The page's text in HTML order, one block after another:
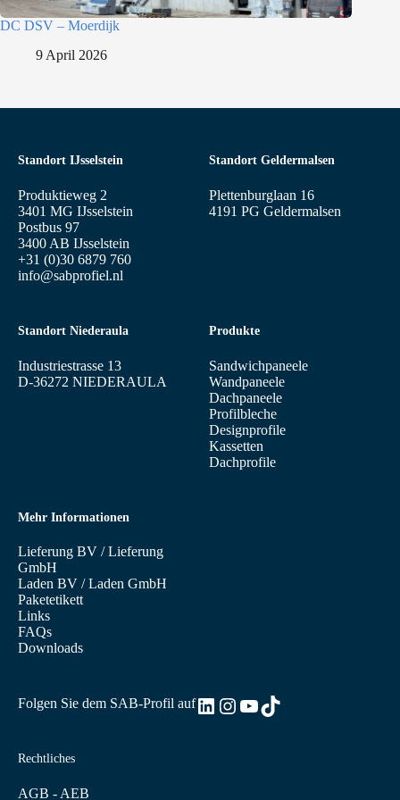
DC DSV – Moerdijk
9 April 2026
Standort IJsselstein
Produktieweg 2
3401 MG IJsselstein
Postbus 97
3400 AB IJsselstein
+31 (0)30 6879 760
info@sabprofiel.nl
Produkte
Sandwichpaneele
Wandpaneele
Dachpaneele
Profilbleche
Designprofile
Kassetten
Dachprofile
Mehr Informationen
Lieferung BV /Lieferung
GmbH
Laden BV /Laden GmbH
Paketetikett
Links
FAQs
Downloads
Standort Geldermalsen
Plettenburglaan 16
4191 PG Geldermalsen
Standort Niederaula
Industriestrasse 13
D-36272 NIEDERAULA
Rechtliches
AGB - AEB
Folgen Sie dem SAB-Profil aufLinkedIn
Instagram
YouTube
TikTok